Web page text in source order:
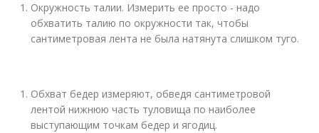
Окружность талии. Измерить ее просто - надо
обхватить талию по окружности так, чтобы
сантиметровая лента не была натянута слишком туго.
Обхват бедер измеряют, обведя сантиметровой
лентой нижнюю часть туловища по наиболее
выступающим точкам бедер и ягодиц.